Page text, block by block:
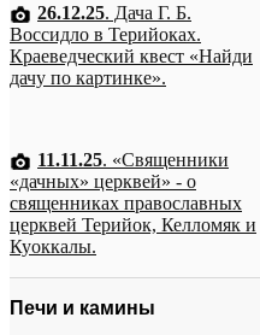
26.12.25. Дача Г. Б.
Воссидло в Терийоках.
Краеведческий квест «Найди
дачу по картинке».
11.11.25. «Священники
«дачных» церквей» - о
священниках православных
церквей Терийок, Келломяк и
Куоккалы.
Печи и камины